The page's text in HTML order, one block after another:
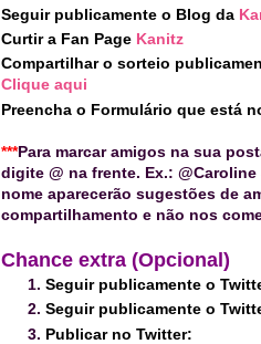
Seguir publicamente o Blog da
Curtir a Fan Page Kanitz
Compartilhar o sorteio
Clique aqui
Preencha o Formulário que está
***Para marcar amigos na sua
digite @ na frente. Ex.:
nome aparecerão sugestões de
compartilhamento e não nos
Chance extra (Opcional)
Seguir publicamente o
Seguir publicamente o
Publicar no Twitter: